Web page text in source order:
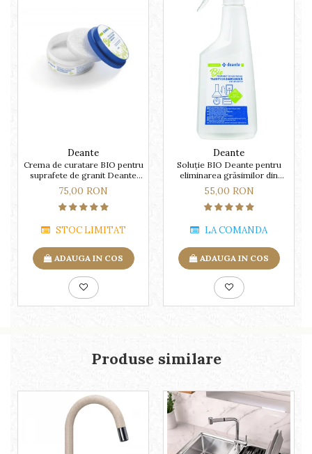
Deante
Crema de curatare BIO pentru
suprafete de granit Deante
250 ml
75,00 RON
STOC LIMITAT
ADAUGA IN COS
Deante
Soluție BIO Deante pentru
eliminarea grăsimilor din
bucătărie -chiuvete
granit,ceramica si inox
55,00 RON
LA COMANDA
ADAUGA IN COS
Produse similare